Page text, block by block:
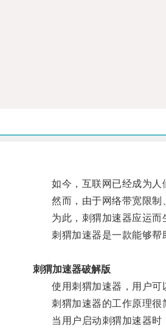
如今，互联网已经成为人
然而，由于网络带宽限制、
为此，刺猬加速器应运而
刺猬加速器是一款能够帮助
刺猬加速器破解版
使用刺猬加速器，用户可以
刺猬加速器的工作原理很
当用户启动刺猬加速器时，